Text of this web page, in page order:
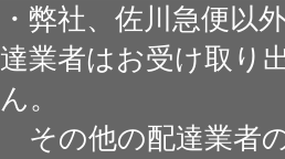
・弊社、佐川急便以
達業者はお受け取り
ん。
その他の配達業者